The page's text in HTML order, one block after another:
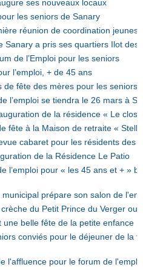
ses nouveaux locaux
les seniors de Sanary
réunion de coordination
Sanary a pris ses quartiers Ilot des
de l’Emploi pour les seniors
l’emploi, + de 45 ans
de fête des mères pour les seniors
l’emploi se tiendra le 26 mars à
de la résidence « Le clos
fête à la Maison de retraite «
cabaret pour les résidents des
de la Résidence Le Patio
l’emploi pour « les 45 ans et + »
prépare son salon de
du Petit Prince du Verger
une belle fête de la petite enfance
conviés pour le déjeuner de la
l'affluence pour le forum de